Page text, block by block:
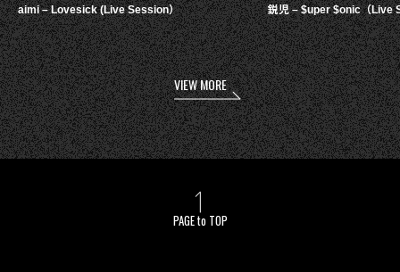
aimi – Lovesick (Live Session） 鋭児 – $uper $onic（Live
VIEW MORE
PAGE to TOP